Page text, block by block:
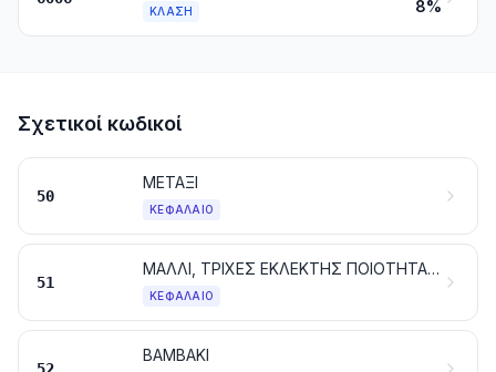
ΚΛΆΣΗ 8%
Σχετικοί κωδικοί
50
ΜΕΤΑΞΙ
ΚΕΦΆΛΑΙΟ
51
ΜΑΛΛΙ, ΤΡΙΧΕΣ ΕΚΛΕΚΤΗΣ ΠΟΙΟΤΗΤΑΣ Ή ΧΟΝΤΡΟΕΙΔΕΙΣ. ΝΗΜΑΤΑ ΚΑΙ ΥΦΑΣΜΑΤΑ ΑΠΟ ΧΟΝΤΡΟΤΡΙΧΕΣ
ΚΕΦΆΛΑΙΟ
ΒΑΜΒΑΚΙ